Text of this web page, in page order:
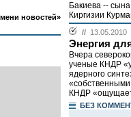
новостей»
Бакиева --
Киргизии
// 13.05.2010
Энергия
Вчера
ученые КНДР
ядерного
«собственными
КНДР
БЕЗ